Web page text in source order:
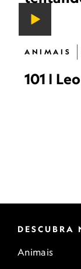
ANIMAIS
101 |
DESCUBRA
Animais